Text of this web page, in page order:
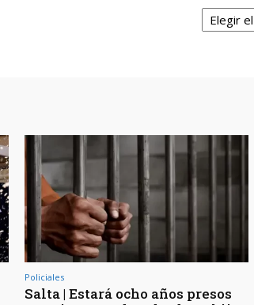
Archivos
Policiales
Salta | Estará ocho años presos